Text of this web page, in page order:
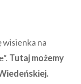
wisienka na
Tutaj możemy